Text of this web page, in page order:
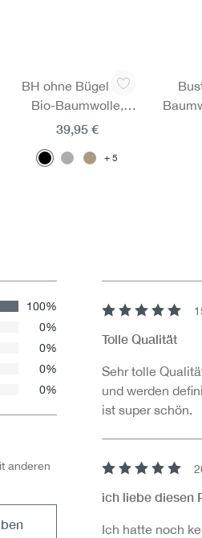
BH ohne Bügel aus
Bio-Baumwolle,
Fairtrade
5
39,95 €
von 5 von 5 Sternen
100%
0%
0%
0%
0%
anderen
Tolle Qualität
Sehr tolle
und werden
ist super schön.
ich liebe diesen
Ich hatte noch